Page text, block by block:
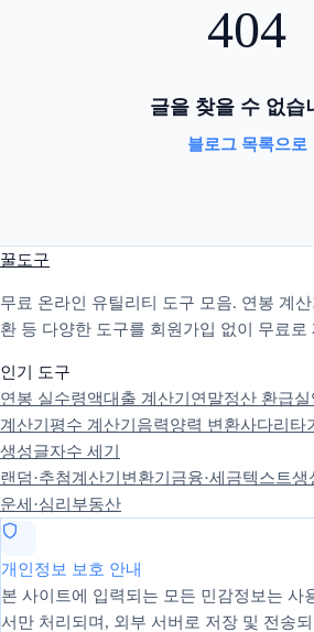
404
글을 찾을 수 없습
블로그 목록으로
꿀도구
무료 온라인 유틸리티 도구 모음. 연봉 계
환 등 다양한 도구를 회원가입 없이 무료로
인기 도구
연봉 실수령액대출 계산기 연말정산 환급실
계산기 평수 계산기 음력양력 변환사다리타기
생성글자수 세기
랜덤·추첨계산기 변환기 금융·세금텍스트생
운세·심리 부동산
개인정보 보호 안내
본 사이트에 입력되는 모든 민감정보는 사
서만 처리되며, 외부 서버로 저장 및 전송